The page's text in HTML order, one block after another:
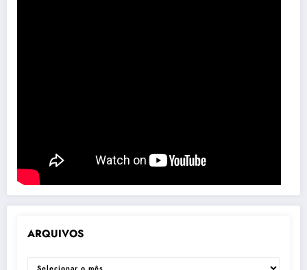
ARQUIVOS
ARQUIVOS